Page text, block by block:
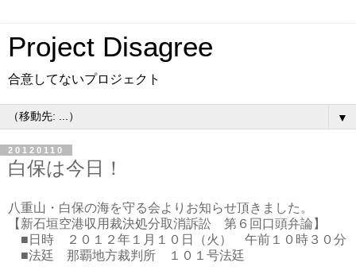
Project Disagree
合意してないプロジェクト
▼
20120110
白保は今日！
八重山・白保の海を守る会よりお知らせ頂きました。
【新石垣空港収用裁決処分取消訴訟 第６回口頭弁論】
■日時 ２０１２年１月１０日（火） 午前１０時３０分
■法廷 那覇地方裁判所 １０１号法廷